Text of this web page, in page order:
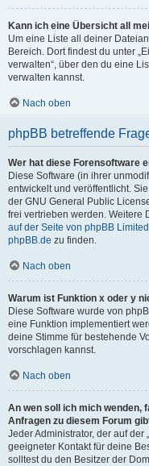
Kann ich eine Übersicht all
Um eine Liste all deiner
Bereich. Dort findest du unter
verwalten“, über den du eine
verwalten kannst.
Nach oben
phpBB betreffende
Wer hat diese Forensoftware
Diese Software (in ihrer
entwickelt und veröffentlicht.
der GNU General Public
frei vertrieben werden. Weitere
auf der Seite von phpBB Limited
phpBB.de zu finden.
Nach oben
Warum ist Funktion x oder y
Diese Software wurde von
eine Funktion implementiert
deine Stimme für bestehende
vorschlagen kannst.
Nach oben
An wen soll ich mich wenden,
Anfragen zu diesem Forum
Jeder Administrator, der auf der
geeigneter Kontakt für deine
solltest du den Besitzer der